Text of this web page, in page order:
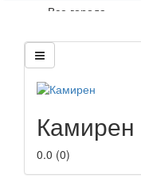
Все города
Камирен
0.0 (0)